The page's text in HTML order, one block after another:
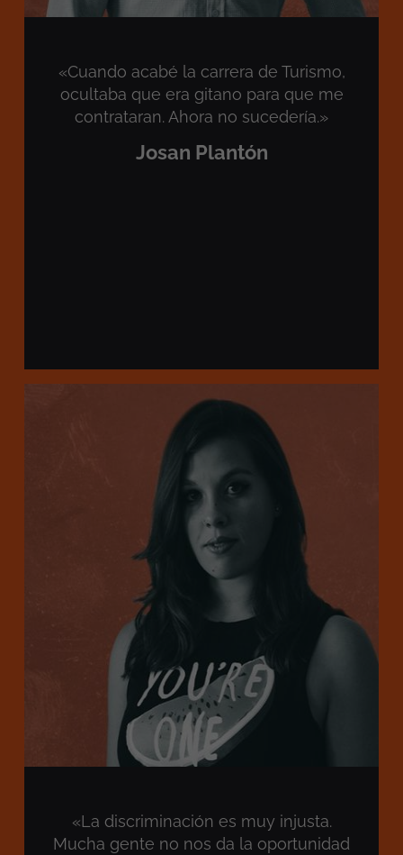
«Cuando acabé la carrera de Turismo,
ocultaba que era gitano para que me
contrataran. Ahora no sucedería.»
Josan Plantón
«La discriminación es muy injusta.
Mucha gente no nos da la oportunidad